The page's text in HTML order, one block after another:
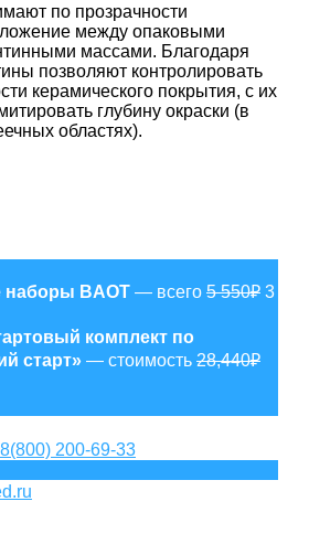
по прозрачности
между опаковыми
массами. Благодаря
позволяют контролировать
керамического покрытия, с их
глубину окраски (в
областях).
наборы BAOT — всего 5 550₽ 3
комплект по
старт» — стоимость 28,440₽
8(800) 200-69-33